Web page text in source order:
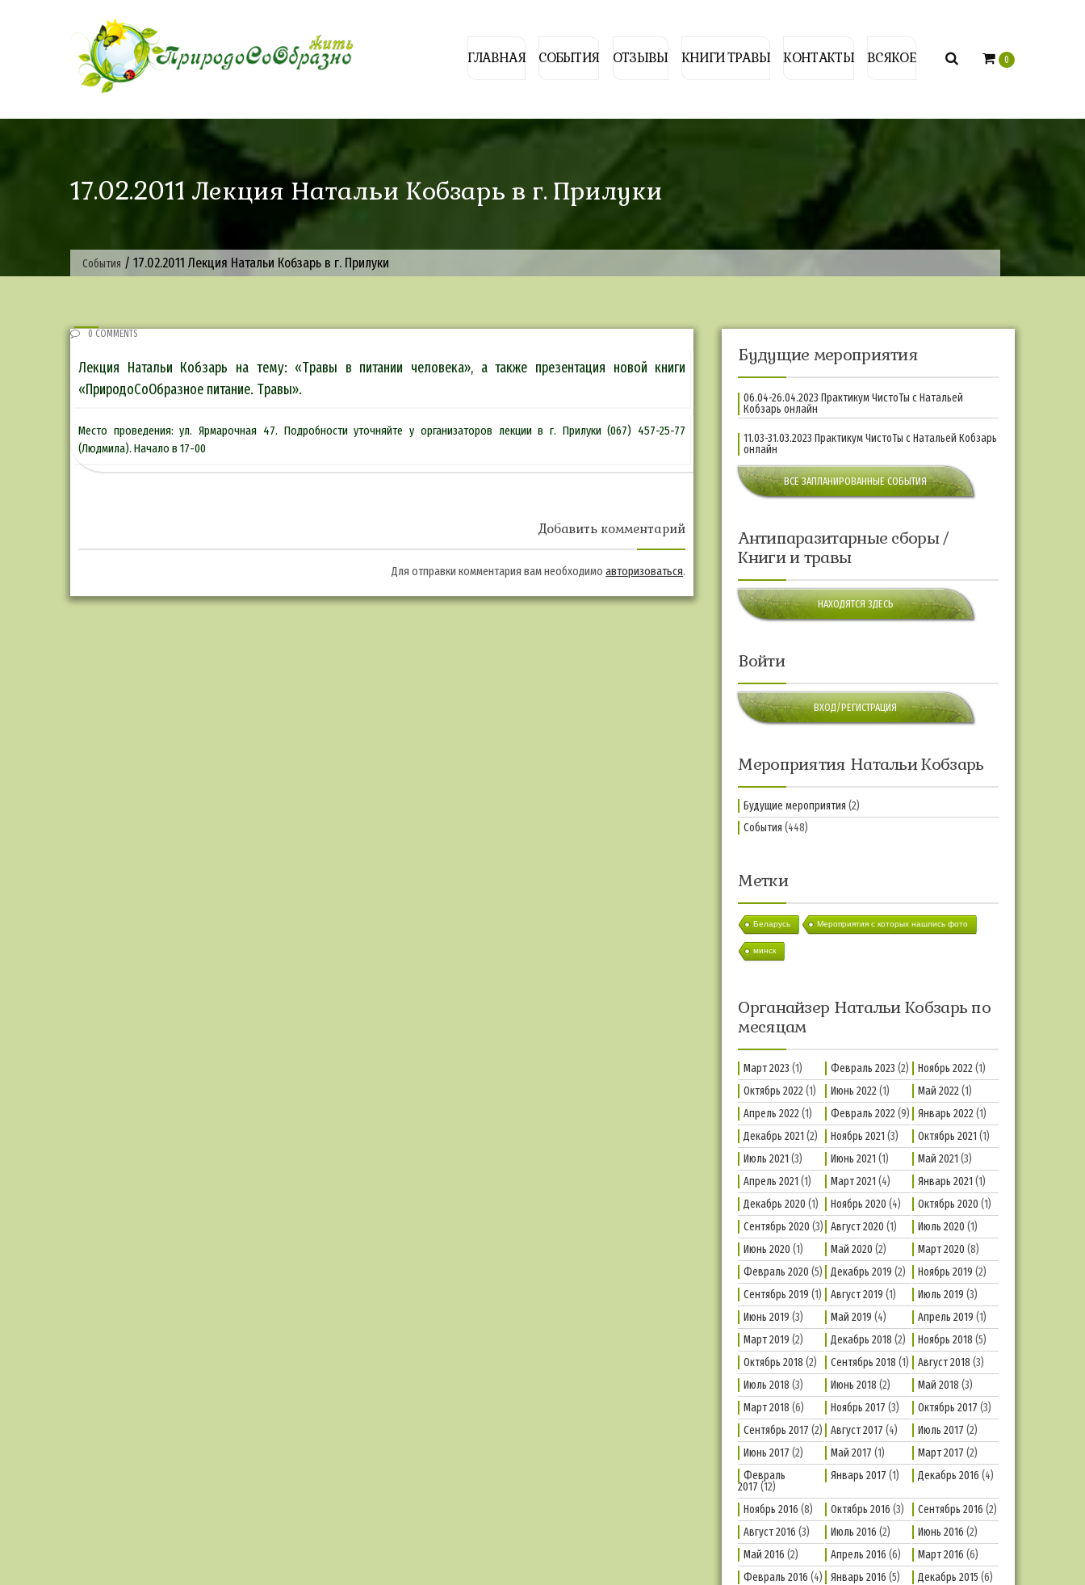
ГЛАВНАЯ СОБЫТИЯ ОТЗЫВЫ КНИГИ ТРАВЫ КОНТАКТЫ ВСЯКОЕ 0
17.02.2011 Лекция Натальи Кобзарь в г. Прилуки
События / 17.02.2011 Лекция Натальи Кобзарь в г. Прилуки
0 COMMENTS
Лекция Натальи Кобзарь на тему: «Травы в питании человека», а также презентация новой книги
«ПриродоСоОбразное питание. Травы».
Место проведения: ул. Ярмарочная 47. Подробности уточняйте у организаторов лекции в г. Прилуки (067) 457-25-77
(Людмила). Начало в 17-00
Добавить комментарий
Для отправки комментария вам необходимоавторизоваться.
Будущие мероприятия
06.04-26.04.2023 Практикум ЧистоТы с Натальей
Кобзарь онлайн
11.03-31.03.2023 Практикум ЧистоТы с Натальей Кобзарь
онлайн
ВСЕ ЗАПЛАНИРОВАННЫЕ СОБЫТИЯ
Антипаразитарные сборы /
Книги и травы
НАХОДЯТСЯ ЗДЕСЬ
Войти
ВХОД/РЕГИСТРАЦИЯ
Мероприятия Натальи Кобзарь
Будущие мероприятия (2)
События (448)
Метки
Беларусь Мероприятия с которых нашлись фото
минск
Органайзер Натальи Кобзарь по
месяцам
Март 2023 (1) Февраль 2023 (2) Ноябрь 2022(1)
Октябрь 2022(1) Июнь 2022(1) Май 2022(1)
Апрель 2022(1) Февраль 2022(9) Январь 2022(1)
Декабрь 2021 (2) Ноябрь 2021 (3) Октябрь 2021 (1)
Июль 2021 (3) Июнь 2021 (1) Май 2021 (3)
Апрель 2021 (1) Март 2021 (4) Январь 2021 (1)
Декабрь 2020 (1) Ноябрь 2020 (4) Октябрь 2020 (1)
Сентябрь 2020 (3) Август 2020 (1) Июль 2020 (1)
Июнь 2020 (1) Май 2020 (2) Март 2020 (8)
Февраль 2020 (5) Декабрь 2019 (2) Ноябрь 2019 (2)
Сентябрь 2019 (1) Август 2019 (1) Июль 2019 (3)
Июнь 2019 (3) Май 2019 (4) Апрель 2019 (1)
Март 2019 (2) Декабрь 2018 (2) Ноябрь 2018 (5)
Октябрь 2018 (2) Сентябрь 2018 (1) Август 2018 (3)
Июль 2018 (3) Июнь 2018 (2) Май 2018 (3)
Март 2018 (6) Ноябрь 2017 (3) Октябрь 2017 (3)
Сентябрь 2017 (2) Август 2017 (4) Июль 2017 (2)
Июнь 2017 (2) Май 2017 (1) Март 2017 (2)
Февраль
2017 (12)
Январь 2017 (1) Декабрь 2016 (4)
Ноябрь 2016 (8) Октябрь 2016 (3) Сентябрь 2016 (2)
Август 2016 (3) Июль 2016 (2) Июнь 2016 (2)
Май 2016 (2) Апрель 2016 (6) Март 2016 (6)
Февраль 2016 (4) Январь 2016 (5) Декабрь 2015 (6)